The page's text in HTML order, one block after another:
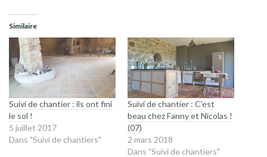
dans
nouvelle
fenêtre)fenêtre)
Similaire
Suivi de chantier : ils ont fini
le sol !
5 juillet 2017
Dans "Suivi de chantiers"
Suivi de chantier : C'est
beau chez Fanny et Nicolas !
(07)
2 mars 2018
Dans "Suivi de chantiers"